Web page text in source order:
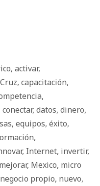
, activar,
, capacitación,
,
conectar, datos, dinero,
, equipos, éxito,
,
, Internet, invertir,
mejorar, Mexico, micro
negocio propio, nuevo,